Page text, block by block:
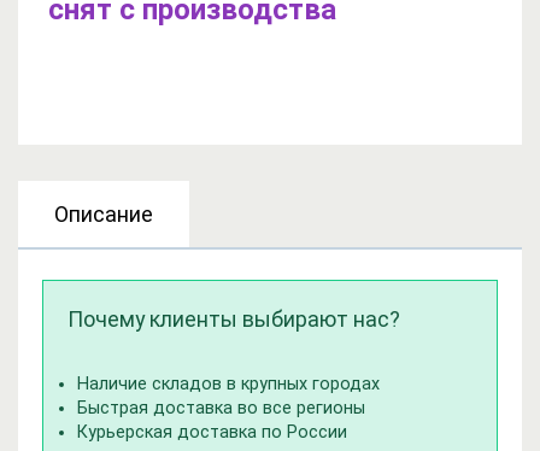
снят с производства
Описание
Почему клиенты выбирают нас?
Наличие складов в крупных городах
Быстрая доставка во все регионы
Курьерская доставка по России